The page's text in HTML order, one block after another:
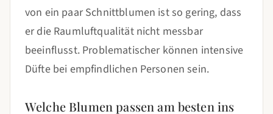
von ein paar Schnittblumen ist so gering, dass
er die Raumluftqualität nicht messbar
beeinflusst. Problematischer können intensive
Düfte bei empfindlichen Personen sein.
Welche Blumen passen am besten ins